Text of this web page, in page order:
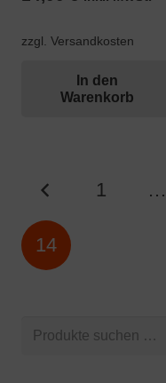
zzgl. Versandkosten
In den
Warenkorb
der
Beiträge
1 …
14
Suchen